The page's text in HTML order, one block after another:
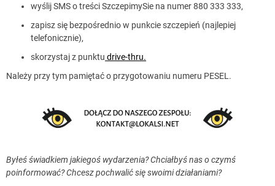
wyślij SMS o treści SzczepimySie na numer 880 333 333,
zapisz się bezpośrednio w punkcie szczepień (najlepiej
telefonicznie),
skorzystaj z punktu drive-thru.
Należy przy tym pamiętać o przygotowaniu numeru PESEL.
Byłeś świadkiem jakiegoś wydarzenia? Chciałbyś nas o czymś
poinformować? Chcesz pochwalić się swoimi działaniami?